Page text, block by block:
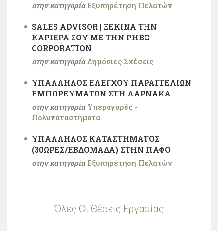
στην κατηγορία Εξυπηρέτηση Πελατών
SALES ADVISOR | ΞΕΚΊΝΑ ΤΗΝ
ΚΑΡΙΈΡΑ ΣΟΥ ΜΕ ΤΗΝ PHBC
CORPORATION
στην κατηγορίαΔημόσιες Σχέσεις
ΥΠΆΛΛΗΛΟΣ ΕΛΈΓΧΟΥ ΠΑΡΑΓΓΕΛΙΏΝ
ΕΜΠΟΡΕΥΜΆΤΩΝ ΣΤΗ ΛΆΡΝΑΚΑ
στην κατηγορία Υπεραγορές -
Πολυκαταστήματα
ΥΠΆΛΛΗΛΟΣ ΚΑΤΑΣΤΉΜΑΤΟΣ
(30ΏΡΕΣ/ΕΒΔΟΜΆΔΑ) ΣΤΗΝ ΠΆΦO
στην κατηγορία Εξυπηρέτηση Πελατών
Όλες Οι Θέσεις Εργασίας